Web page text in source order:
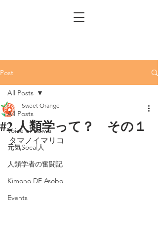
Post
All Posts
Voice of Reiwa
元気Socal人
人類学者の奮闘記
Kimono DE Asobo
Events
All Posts
#2 人類学って？ その１
Sweet Orange
タマノイマリコ